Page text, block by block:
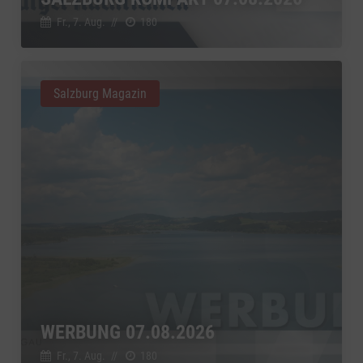
Fr., 7. Aug. // 180
WERBUNG 07.08.2026
Salzburg Magazin
Google Ireland Limited, Irland